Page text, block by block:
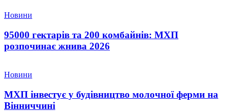
Новини
95000 гектарів та 200 комбайнів: МХП
розпочинає жнива 2026
Новини
МХП інвестує у будівництво молочної ферми на
Вінниччині